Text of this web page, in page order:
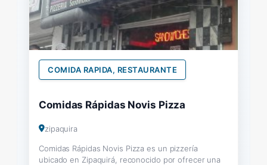
COMIDA RAPIDA, RESTAURANTE
Comidas Rápidas Novis Pizza
zipaquira
Comidas Rápidas Novis Pizza es un pizzería
ubicado en Zipaquirá, reconocido por ofrecer una